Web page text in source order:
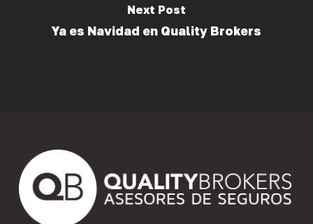
Next Post
Ya es Navidad en Quality Brokers